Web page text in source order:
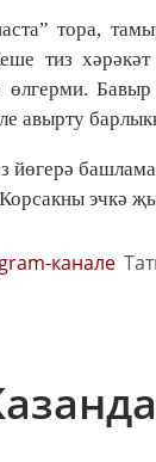
тора,
тиз
авырту
йөгерә
эчкә
канале